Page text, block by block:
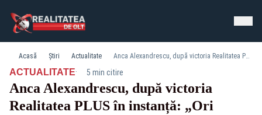
Acasă Știri Actualitate Anca Alexandrescu, după victoria Realitatea PLUS în instanță: „Ori trebuie desființat CNA-ul, ori restructurat fundamental”
ACTUALITATE· 5 min citire
Anca Alexandrescu, după victoria
Realitatea PLUS în instanță: „Ori